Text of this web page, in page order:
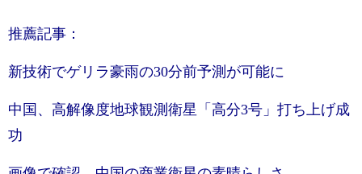
推薦記事：
新技術でゲリラ豪雨の30分前予測が可能に
中国、高解像度地球観測衛星「高分3号」打ち上げ成
功